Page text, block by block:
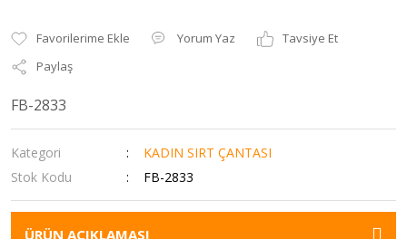
Yorum Yaz
Tavsiye Et
Paylaş
FB-2833
Kategori
KADIN SIRT ÇANTASI
Stok Kodu
FB-2833
ÜRÜN AÇIKLAMASI